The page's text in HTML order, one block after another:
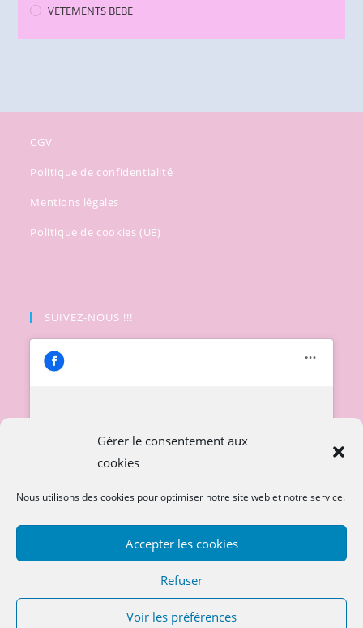
Gérer le consentement aux
cookies
Nous utilisons des cookies pour optimiser notre site web et notre service.
Accepter les cookies
Refuser
Voir les préférences
VETEMENTS BEBE
CGV
Politique de confidentialité
Mentions légales
Politique de cookies (UE)
SUIVEZ-NOUS !!!
Cliquez pour accepter les cookies
marketing et activer ce contenu
Copyright 2026